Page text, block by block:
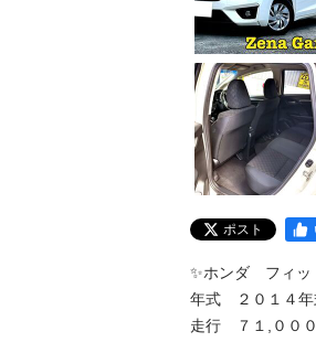
ポスト
✨ホンダ　フィ
年式　２０１４
走行　７１,００